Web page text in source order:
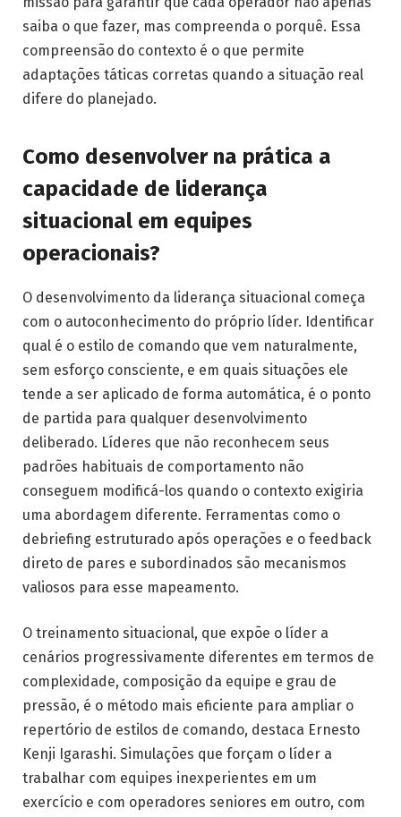
saiba o que fazer, mas compreenda o porquê. Essa
compreensão do contexto é o que permite
adaptações táticas corretas quando a situação real
difere do planejado.
Como desenvolver na prática a
capacidade de liderança
situacional em equipes
operacionais?
O desenvolvimento da liderança situacional começa
com o autoconhecimento do próprio líder. Identificar
qual é o estilo de comando que vem naturalmente,
sem esforço consciente, e em quais situações ele
tende a ser aplicado de forma automática, é o ponto
de partida para qualquer desenvolvimento
deliberado. Líderes que não reconhecem seus
padrões habituais de comportamento não
conseguem modificá-los quando o contexto exigiria
uma abordagem diferente. Ferramentas como o
debriefing estruturado após operações e o feedback
direto de pares e subordinados são mecanismos
valiosos para esse mapeamento.
O treinamento situacional, que expõe o líder a
cenários progressivamente diferentes em termos de
complexidade, composição da equipe e grau de
pressão, é o método mais eficiente para ampliar o
repertório de estilos de comando, destaca Ernesto
Kenji Igarashi. Simulações que forçam o líder a
trabalhar com equipes inexperientes em um
exercício e com operadores seniores em outro, com